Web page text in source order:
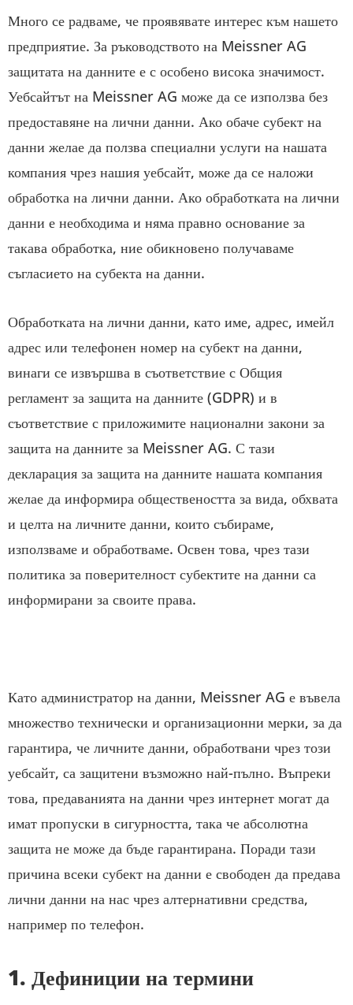
Много се радваме, че проявявате интерес към нашето
предприятие. За ръководството на Meissner AG
защитата на данните е с особено висока значимост.
Уебсайтът на Meissner AG може да се използва без
предоставяне на лични данни. Ако обаче субект на
данни желае да ползва специални услуги на нашата
компания чрез нашия уебсайт, може да се наложи
обработка на лични данни. Ако обработката на лични
данни е необходима и няма правно основание за
такава обработка, ние обикновено получаваме
съгласието на субекта на данни.
Обработката на лични данни, като име, адрес, имейл
адрес или телефонен номер на субект на данни,
винаги се извършва в съответствие с Общия
регламент за защита на данните (GDPR) и в
съответствие с приложимите национални закони за
защита на данните за Meissner AG. С тази
декларация за защита на данните нашата компания
желае да информира обществеността за вида, обхвата
и целта на личните данни, които събираме,
използваме и обработваме. Освен това, чрез тази
политика за поверителност субектите на данни са
информирани за своите права.
Като администратор на данни, Meissner AG е въвела
множество технически и организационни мерки, за да
гарантира, че личните данни, обработвани чрез този
уебсайт, са защитени възможно най-пълно. Въпреки
това, предаванията на данни чрез интернет могат да
имат пропуски в сигурността, така че абсолютна
защита не може да бъде гарантирана. Поради тази
причина всеки субект на данни е свободен да предава
лични данни на нас чрез алтернативни средства,
например по телефон.
1. Дефиниции на термини